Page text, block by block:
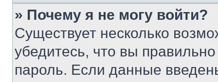
» Почему я не могу войти?
Существует несколько
убедитесь, что вы
пароль. Если данные